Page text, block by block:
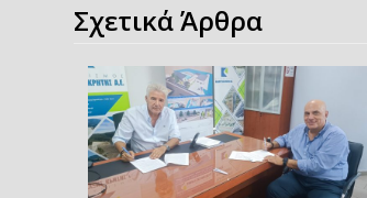
Σχετικά Άρθρα